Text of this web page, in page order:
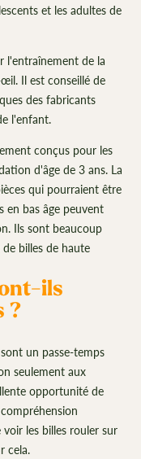
et les adultes de
l'entraînement de la
Il est conseillé de
des fabricants
l'enfant.
conçus pour les
d'âge de 3 ans. La
qui pourraient être
en bas âge peuvent
Ils sont beaucoup
de billes de haute
ils
?
un passe-temps
seulement aux
opportunité de
les billes rouler sur
cela.